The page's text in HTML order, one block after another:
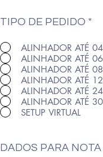
TIPO DE PEDIDO *
ALINHADOR ATÉ
ALINHADOR ATÉ
ALINHADOR ATÉ
ALINHADOR ATÉ
ALINHADOR ATÉ
ALINHADOR ATÉ
SETUP VIRTUAL
DADOS PARA